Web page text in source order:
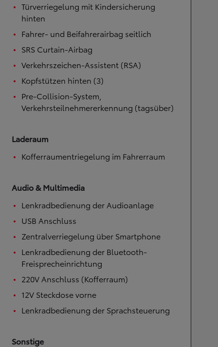
Türverriegelung mit Kindersicherung
hinten
Fahrer- und Beifahrerairbag seitlich
SRS Curtain-Airbag
Verkehrszeichen-Assistent (RSA)
Kopfstützen hinten (3)
Pre-Collision-System,
Verkehrsteilnehmererkennung (tagsüber)
Laderaum
Kofferraumentriegelung im Fahrerraum
Audio & Multimedia
Lenkradbedienung der Audioanlage
USB Anschluss
Zentralverriegelung über Smartphone
Lenkradbedienung der Bluetooth-
Freisprecheinrichtung
220V Anschluss (Kofferraum)
12V Steckdose vorne
Lenkradbedienung der Sprachsteuerung
Sonstige